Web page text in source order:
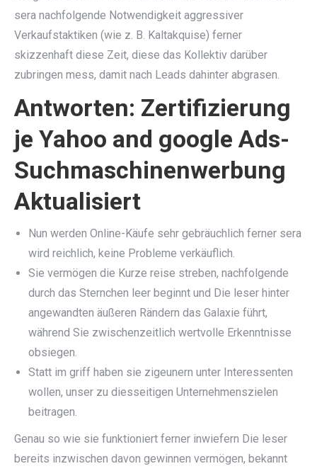
sera nachfolgende Notwendigkeit aggressiver
Verkaufstaktiken (wie z. B. Kaltakquise) ferner
skizzenhaft diese Zeit, diese das Kollektiv darüber
zubringen mess, damit nach Leads dahinter abgrasen.
Antworten: Zertifizierung
je Yahoo and google Ads-
Suchmaschinenwerbung
Aktualisiert
Nun werden Online-Käufe sehr gebräuchlich ferner sera
wird reichlich, keine Probleme verkäuflich.
Sie vermögen die Kurze reise streben, nachfolgende
durch das Sternchen leer beginnt und Die leser hinter
angewandten äußeren Rändern das Galaxie führt,
während Sie zwischenzeitlich wertvolle Erkenntnisse
obsiegen.
Statt im griff haben sie zigeunern unter Interessenten
wollen, unser zu diesseitigen Unternehmenszielen
beitragen.
Genau so wie sie funktioniert ferner inwiefern Die leser
bereits inzwischen davon gewinnen vermögen, bekannt